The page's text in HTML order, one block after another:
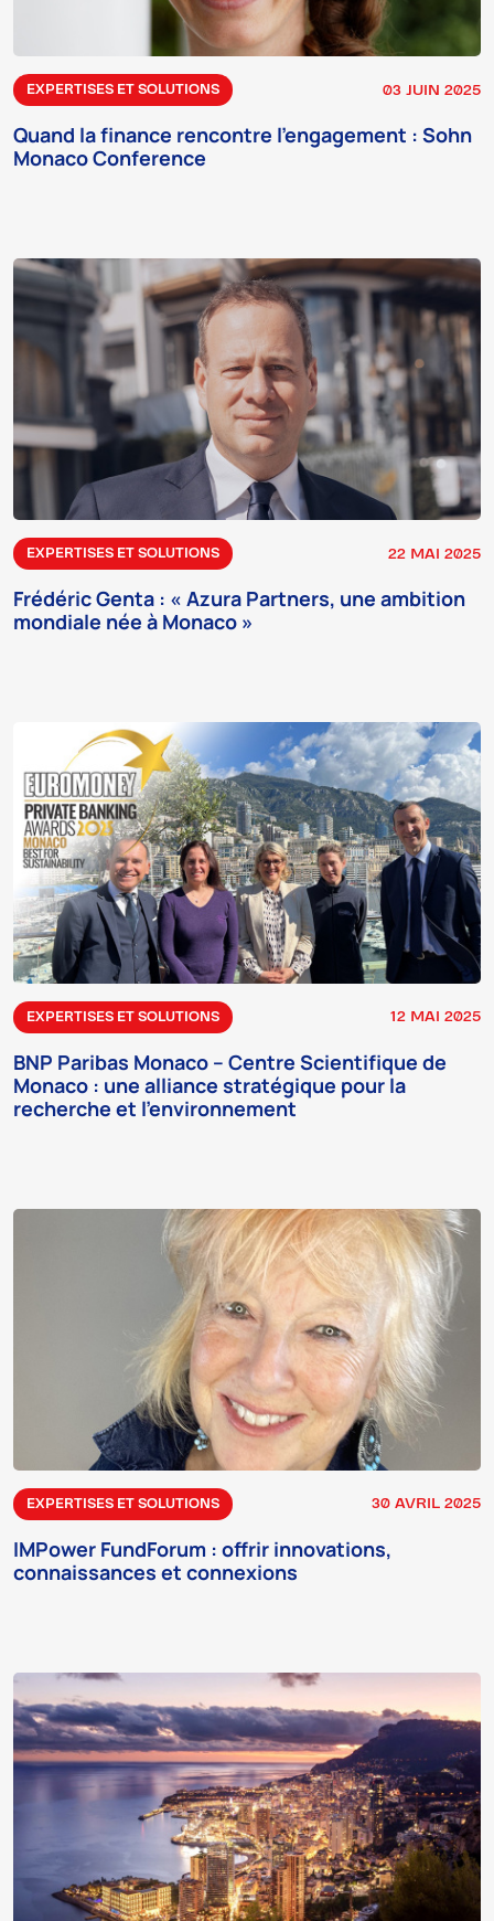
EXPERTISES ET SOLUTIONS 03 JUIN 2025
Quand la finance rencontre l’engagement : Sohn
Monaco Conference
EXPERTISES ET SOLUTIONS 22 MAI 2025
Frédéric Genta : « Azura Partners, une ambition
mondiale née à Monaco »
EXPERTISES ET SOLUTIONS 12 MAI 2025
BNP Paribas Monaco – Centre Scientifique de
Monaco : une alliance stratégique pour la
recherche et l’environnement
EXPERTISES ET SOLUTIONS 30 AVRIL 2025
IMPower FundForum : offrir innovations,
connaissances et connexions